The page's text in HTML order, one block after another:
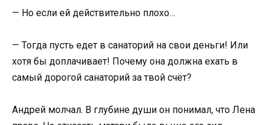
— Но если ей действительно плохо…
— Тогда пусть едет в санаторий на свои деньги! Или
хотя бы доплачивает! Почему она должна ехать в
самый дорогой санаторий за твой счёт?
Андрей молчал. В глубине души он понимал, что Лена